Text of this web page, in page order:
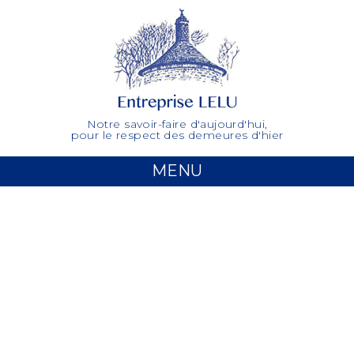
Notre savoir-faire d'aujourd'hui,
pour le respect des demeures d'hier
MENU